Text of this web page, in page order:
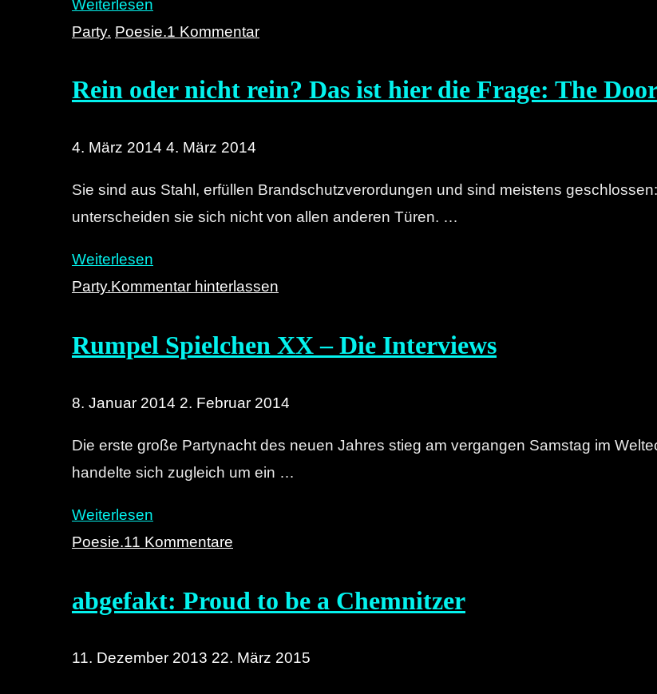
Weiterlesen
Album
Monats:
Yorke
Tomorrow
´s
Party. Poesie.1 Kommentar
Rein oder nicht rein? Das ist hier die Frage: The
4. März 2014 4. März 2014
Sie sind aus Stahl, erfüllen Brandschutzverordungen und sind meistens
unterscheiden sie sich nicht von allen anderen Türen. …
Weiterlesen
oder
rein?
ist
die
Frage:
Party.Kommentar hinterlassen
Rumpel Spielchen XX – Die Interviews
8. Januar 2014 2. Februar 2014
Die erste große Partynacht des neuen Jahres stieg am vergangen Samstag im
handelte sich zugleich um ein …
Weiterlesen
Spielchen
–
Interviews"
Poesie.11 Kommentare
abgefakt: Proud to be a Chemnitzer
11. Dezember 2013 22. März 2015